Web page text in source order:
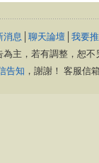
消息 聊天論壇 我要
主，若有調整，恕
告知 ，謝謝！ 客服信